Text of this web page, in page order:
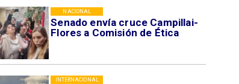
Senado envía cruce Campillai-
Flores a Comisión de Ética
NACIONAL
INTERNACIONAL